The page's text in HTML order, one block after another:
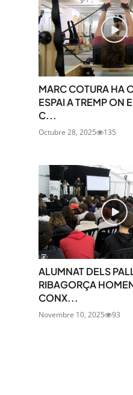
MARC COTURA HA
ESPAI A TREMP ON
C...
Octubre 28, 2025 135
ALUMNAT DELS
RIBAGORÇA
CONX...
Novembre 10, 2025 93